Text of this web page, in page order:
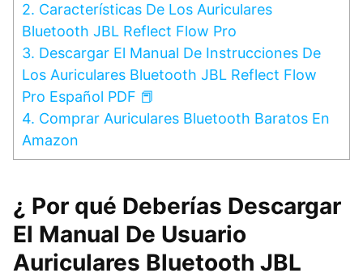
2. Características De Los Auriculares
Bluetooth JBL Reflect Flow Pro
3. Descargar El Manual De Instrucciones De
Los Auriculares Bluetooth JBL Reflect Flow
Pro Español PDF 📕
4. Comprar Auriculares Bluetooth Baratos En
Amazon
¿ Por qué Deberías Descargar
El Manual De Usuario
Auriculares Bluetooth JBL